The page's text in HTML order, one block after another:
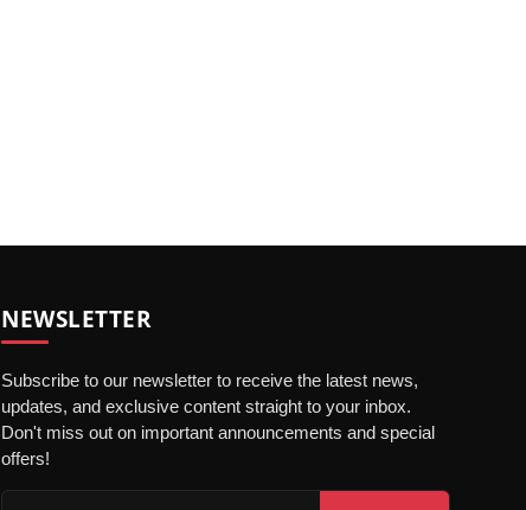
NEWSLETTER
Subscribe to our newsletter to receive the latest news,
updates, and exclusive content straight to your inbox.
Don't miss out on important announcements and special
offers!